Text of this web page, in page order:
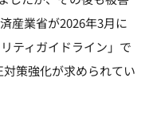
産業省が2026年3月に
ティガイドライン」で
策強化が求められてい